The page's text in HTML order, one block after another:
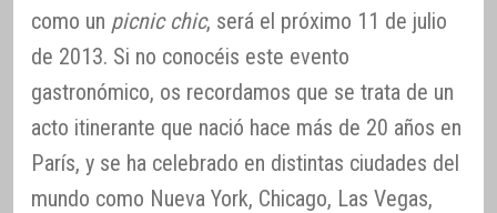
como un picnic chic, será el próximo 11 de julio
de 2013. Si no conocéis este evento
gastronómico, os recordamos que se trata de un
acto itinerante que nació hace más de 20 años en
París, y se ha celebrado en distintas ciudades del
mundo como Nueva York, Chicago, Las Vegas,